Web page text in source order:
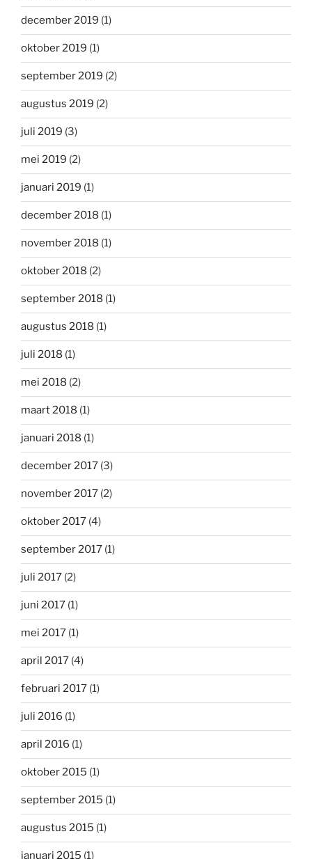
december 2019 (1)
oktober 2019 (1)
september 2019 (2)
augustus 2019 (2)
juli 2019 (3)
mei 2019 (2)
januari 2019 (1)
december 2018 (1)
november 2018 (1)
oktober 2018 (2)
september 2018 (1)
augustus 2018 (1)
juli 2018 (1)
mei 2018 (2)
maart 2018 (1)
januari 2018 (1)
december 2017 (3)
november 2017 (2)
oktober 2017 (4)
september 2017 (1)
juli 2017 (2)
juni 2017 (1)
mei 2017 (1)
april 2017 (4)
februari 2017 (1)
juli 2016 (1)
april 2016 (1)
oktober 2015 (1)
september 2015 (1)
augustus 2015 (1)
januari 2015 (1)